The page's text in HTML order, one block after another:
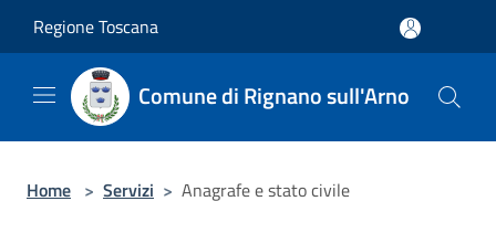
Regione Toscana
Comune di Rignano sull'Arno
Home > Servizi > Anagrafe e stato civile